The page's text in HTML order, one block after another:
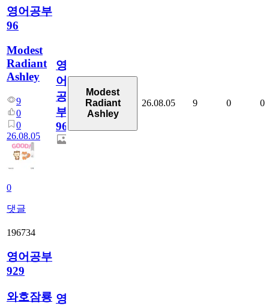
영어공부
96
Modest
Radiant
Ashley
9
0
0
26.08.05
0
댓글
영
어
공
부
96
Modest
Radiant
Ashley
26.08.05 9 0 0
196734
영어공부
929
와호잠룡 영